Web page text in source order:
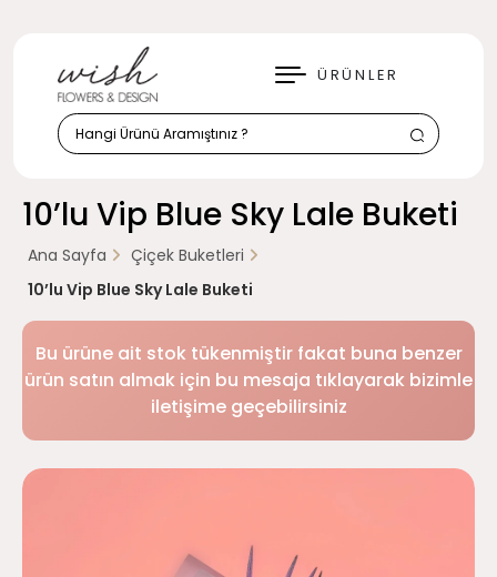
ÜRÜNLER
KAPAT
10’lu Vip Blue Sky Lale Buketi
Ana Sayfa
Çiçek Buketleri
10’lu Vip Blue Sky Lale Buketi
Bu ürüne ait stok tükenmiştir fakat buna benzer
ürün satın almak için bu mesaja tıklayarak bizimle
iletişime geçebilirsiniz